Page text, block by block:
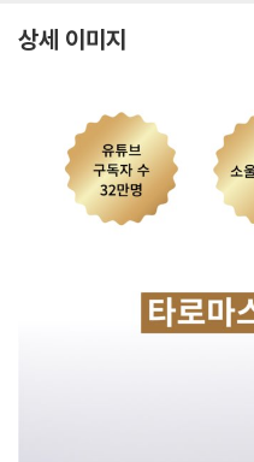
상세 이미지